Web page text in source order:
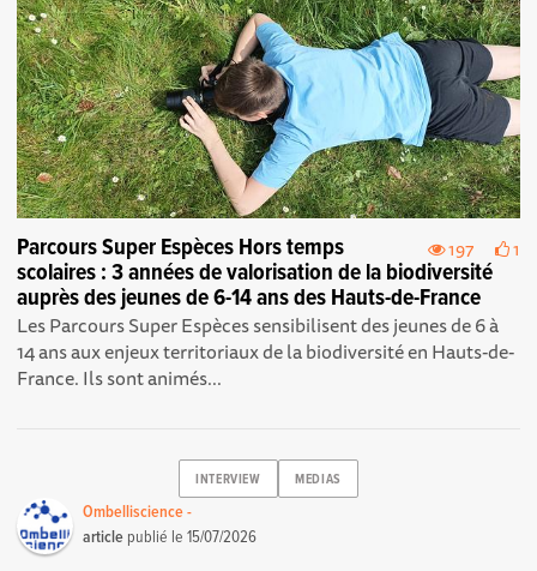
197 1
Parcours Super Espèces Hors temps
scolaires : 3 années de valorisation de la biodiversité
auprès des jeunes de 6-14 ans des Hauts-de-France
Les Parcours Super Espèces sensibilisent des jeunes de 6 à
14 ans aux enjeux territoriaux de la biodiversité en Hauts-de-
France. Ils sont animés...
INTERVIEW MEDIAS
Ombelliscience -
article publié le15/07/2026